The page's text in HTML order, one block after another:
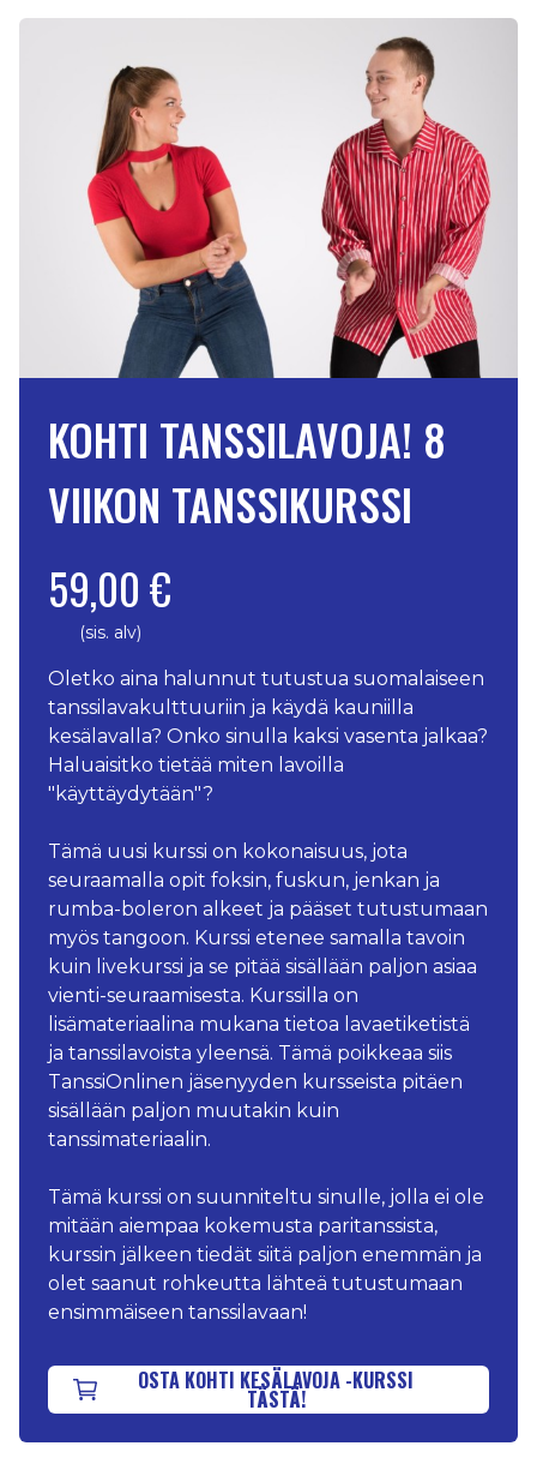
KOHTI TANSSILAVOJA! 8
VIIKON TANSSIKURSSI
59,00 €
(sis. alv)
Oletko aina halunnut tutustua suomalaiseen
tanssilavakulttuuriin ja käydä kauniilla
kesälavalla? Onko sinulla kaksi vasenta jalkaa?
Haluaisitko tietää miten lavoilla
"käyttäydytään"?
Tämä uusi kurssi on kokonaisuus, jota
seuraamalla opit foksin, fuskun, jenkan ja
rumba-boleron alkeet ja pääset tutustumaan
myös tangoon. Kurssi etenee samalla tavoin
kuin livekurssi ja se pitää sisällään paljon asiaa
vienti-seuraamisesta. Kurssilla on
lisämateriaalina mukana tietoa lavaetiketistä
ja tanssilavoista yleensä. Tämä poikkeaa siis
TanssiOnlinen jäsenyyden kursseista pitäen
sisällään paljon muutakin kuin
tanssimateriaalin.
Tämä kurssi on suunniteltu sinulle, jolla ei ole
mitään aiempaa kokemusta paritanssista,
kurssin jälkeen tiedät siitä paljon enemmän ja
olet saanut rohkeutta lähteä tutustumaan
ensimmäiseen tanssilavaan!
OSTA KOHTI KESÄLAVOJA -KURSSI
TÄSTÄ!